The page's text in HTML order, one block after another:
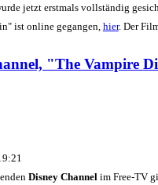
jetzt erstmals vollständig
ist online gegangen, hier. Der
"The Vampire
Disney Channel im Free-TV